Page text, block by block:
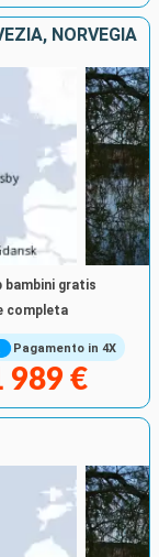
NORVEGIA
Pagamento in 4X
bambini gratis
completa
989 €